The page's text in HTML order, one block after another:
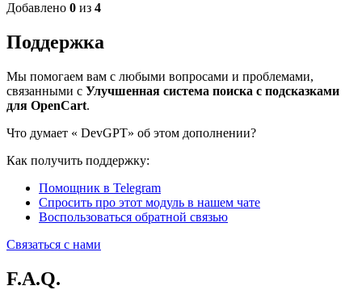
Добавлено 0 из 4
Поддержка
Мы помогаем вам с любыми вопросами и проблемами,
связанными с Улучшенная система поиска с подсказками
для OpenCart.
Что думает « DevGPT» об этом дополнении?
Как получить поддержку:
Помощник в Telegram
Спросить про этот модуль в нашем чате
Воспользоваться обратной связью
Связаться с нами
F.A.Q.